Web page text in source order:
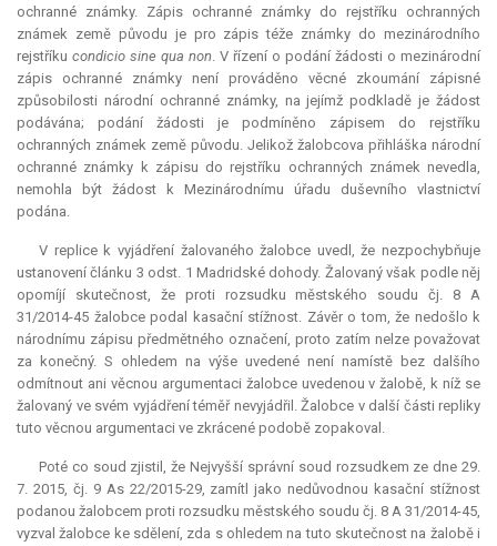
ochranné známky. Zápis ochranné známky do rejstříku ochranných
známek země původu je pro zápis téže známky do mezinárodního
rejstříku condicio sine qua non. V řízení o podání žádosti o mezinárodní
zápis ochranné známky není prováděno věcné zkoumání zápisné
způsobilosti národní ochranné známky, na jejímž podkladě je žádost
podávána; podání žádosti je podmíněno zápisem do rejstříku
ochranných známek země původu. Jelikož žalobcova přihláška národní
ochranné známky k zápisu do rejstříku ochranných známek nevedla,
nemohla být žádost k Mezinárodnímu úřadu duševního vlastnictví
podána.
V replice k vyjádření žalovaného žalobce uvedl, že nezpochybňuje
ustanovení článku 3 odst. 1 Madridské dohody. Žalovaný však podle něj
opomíjí skutečnost, že proti rozsudku městského soudu čj. 8 A
31/2014-45 žalobce podal kasační stížnost. Závěr o tom, že nedošlo k
národnímu zápisu předmětného označení, proto zatím nelze považovat
za konečný. S ohledem na výše uvedené není namístě bez dalšího
odmítnout ani věcnou argumentaci žalobce uvedenou v žalobě, k níž se
žalovaný ve svém vyjádření téměř nevyjádřil. Žalobce v další části repliky
tuto věcnou argumentaci ve zkrácené podobě zopakoval.
Poté co soud zjistil, že Nejvyšší správní soud rozsudkem ze dne 29.
7. 2015, čj. 9 As 22/2015-29, zamítl jako nedůvodnou kasační stížnost
podanou žalobcem proti rozsudku městského soudu čj. 8 A 31/2014-45,
vyzval žalobce ke sdělení, zda s ohledem na tuto skutečnost na žalobě i